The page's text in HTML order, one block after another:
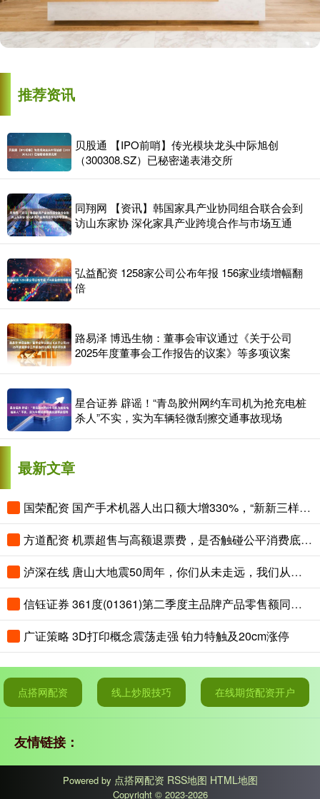
推荐资讯
贝股通 【IPO前哨】传光模块龙头中际旭创
（300308.SZ）已秘密递表港交所
同翔网 【资讯】韩国家具产业协同组合联合会到
访山东家协 深化家具产业跨境合作与市场互通
弘益配资 1258家公司公布年报 156家业绩增幅翻
倍
路易泽 博迅生物：董事会审议通过《关于公司
2025年度董事会工作报告的议案》等多项议案
星合证券 辟谣！“青岛胶州网约车司机为抢充电桩
杀人”不实，实为车辆轻微刮擦交通事故现场
最新文章
国荣配资 国产手术机器人出口额大增330%，“新新三样”圈粉全球
方道配资 机票超售与高额退票费，是否触碰公平消费底线？
泸深在线 唐山大地震50周年，你们从未走远，我们从未忘记！
信钰证券 361度(01361)第二季度主品牌产品零售额同比取得中高单位数的正增长
广证策略 3D打印概念震荡走强 铂力特触及20cm涨停
点搭网配资 线上炒股技巧 在线期货配资开户
友情链接：
Powered by 点搭网配资 RSS地图 HTML地图
Copyright © 2023-2026